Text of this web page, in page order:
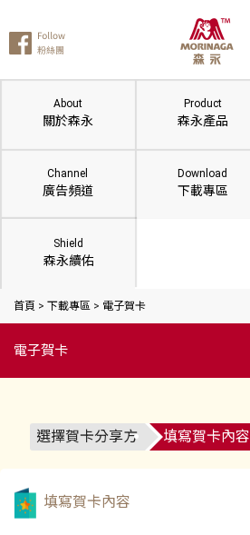
About
關於森永
Product
森永產品
Channel
廣告頻道
Download
下載專區
Shield
森永續佑
首頁 > 下載專區 > 電子賀卡
電子賀卡
選擇賀卡分享方
填寫賀卡內容
填寫賀卡內容